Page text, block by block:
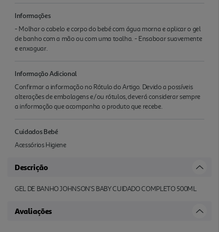
Informações
- Molhar o cabelo e corpo do bebé com água morna e aplicar o gel
de banho com a mão ou com uma toalha. - Ensaboar suavemente
e enxaguar.
Informação Adicional
Confirmar a informação no Rótulo do Artigo. Devido a possíveis
alterações de embalagens e/ou rótulos, deverá considerar sempre
a informação que acompanha o produto que recebe.
Cuidados Bebé
Acessórios Higiene
Descrição
GEL DE BANHO JOHNSON'S BABY CUIDADO COMPLETO 500ML
Avaliações